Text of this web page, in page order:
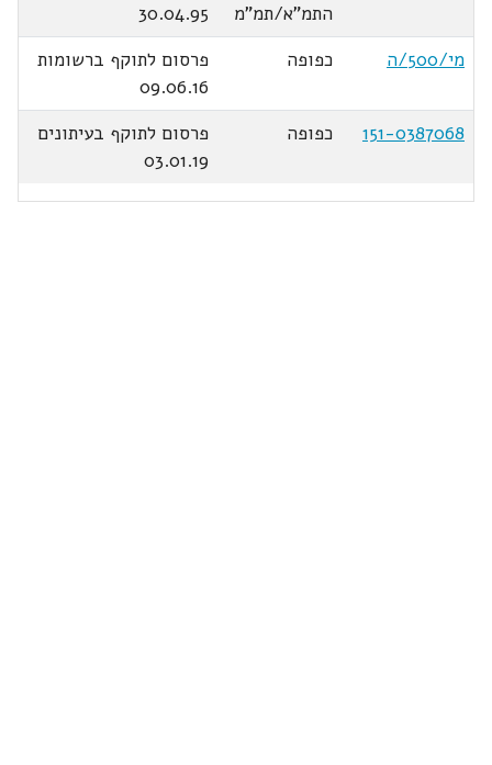
התמ"א/תמ"מ
30.04.95
מי/500/ה
כפופה
פרסום לתוקף ברשומות
09.06.16
151-0387068
כפופה
פרסום לתוקף בעיתונים
03.01.19